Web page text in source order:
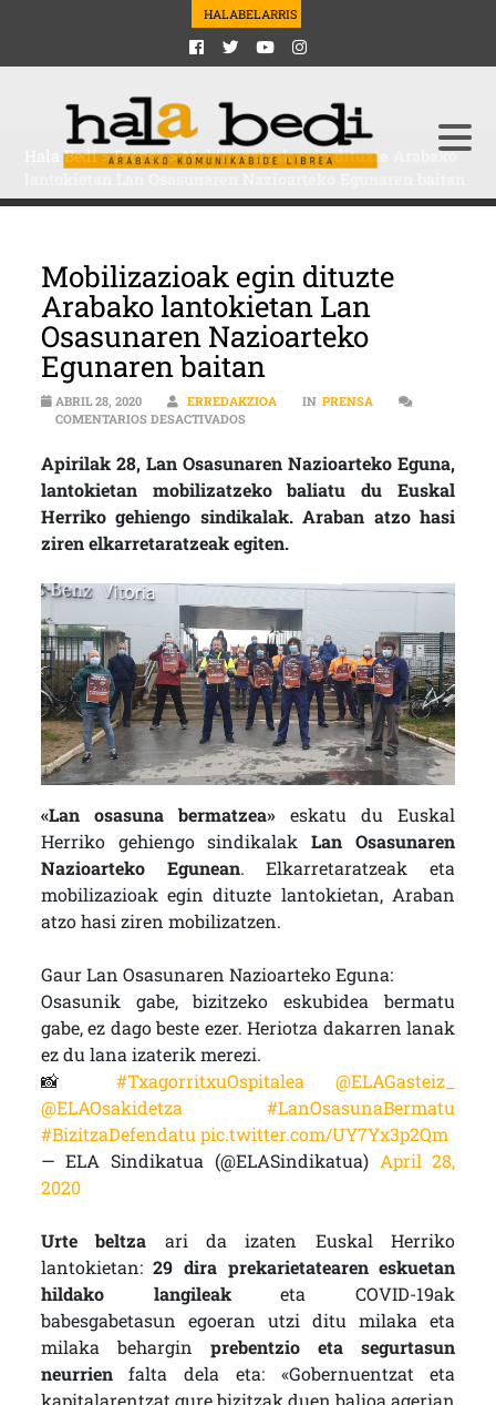
HALABELARRIS
Hala Bedi>Prensa>Mobilizazioak egin dituzte Arabako
Mobilizazioak egin dituzte
Arabako lantokietan Lan
Osasunaren Nazioarteko
Egunaren baitan
ABRIL 28, 2020 ERREDAKZIOA IN PRENSA
COMENTARIOS DESACTIVADOSEN MOBILIZAZIOAK EGIN DITUZTE
Apirilak 28, Lan Osasunaren Nazioarteko Eguna,
lantokietan mobilizatzeko baliatu du Euskal
Herriko gehiengo sindikalak. Araban atzo hasi
ziren elkarretaratzeak egiten.
«Lan osasuna bermatzea»eskatu du Euskal
Herriko gehiengo sindikalakLan Osasunaren
Nazioarteko Egunean. Elkarretaratzeak eta
mobilizazioak egin dituzte lantokietan, Araban
atzo hasi ziren mobilizatzen.
Gaur Lan Osasunaren Nazioarteko Eguna:
Osasunik gabe, bizitzeko eskubidea bermatu
gabe, ez dago beste ezer. Heriotza dakarren lanak
ez du lana izaterik merezi.
📸#TxagorritxuOspitalea
@ELAGasteiz_
@ELAOsakidetza
#LanOsasunaBermatu
#BizitzaDefendatu pic.twitter.com/UY7Yx3p2Qm
— ELA Sindikatua (@ELASindikatua) April 28,
2020
Urte beltza ari da izaten Euskal Herriko
lantokietan:29 dira prekarietatearen eskuetan
hildako langileaketa COVID-19ak
babesgabetasun egoeran utzi ditu milaka eta
milaka behargin prebentzio eta segurtasun
neurrienfalta dela eta: «Gobernuentzat eta
kapitalarentzat gure bizitzak duen balioa agerian